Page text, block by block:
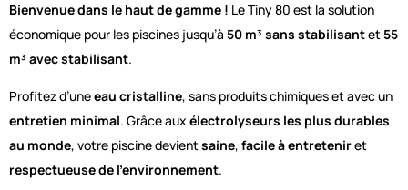
Bienvenue dans le haut de gamme ! Le Tiny 80 est la solution
économique pour les piscines jusqu’à 50 m³ sans stabilisantet 55
m³ avec stabilisant.
Profitez d’uneeau cristalline, sans produits chimiques et avec un
entretien minimal. Grâce aux électrolyseurs les plus durables
au monde, votre piscine devientsaine, facile à entreteniret
respectueuse de l’environnement.